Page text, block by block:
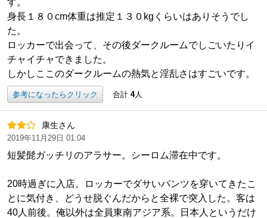
身長１８０cm体重は推定１３０kgくらいはありそうでし
た。
ロッカーで出会って、その後ダークルームでしごいたりイ
チャイチャできました。
しかしここのダークルームの熱気と淫乱さはすごいです。
参考になったらクリック 合計 4人
康生さん
2019年11月29日 01:04
短髪髭ガッチリのアラサー。シーロム滞在中です。
20時過ぎに入店。ロッカーでダサいパンツを穿いてきたこ
とに気付き、どうせ脱ぐんだからと全裸で突入した。客は
40人前後。俺以外は全員東南アジア系。日本人というだけ